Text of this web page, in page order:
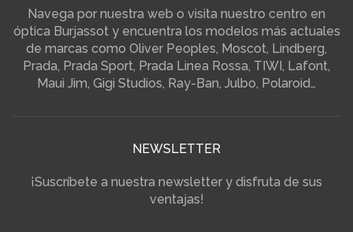
Navega por nuestra web o visita nuestro centro en
óptica Burjassot y encuentra los modelos más actuales
de marcas como Oliver Peoples, Moscot, Lindberg,
Prada, Prada Sport, Prada Linea Rossa, TIWI, Lafont,
Maui Jim, Gigi Studios, Ray-Ban, Julbo, Polaroid…
NEWSLETTER
¡Suscríbete a nuestra newsletter y disfruta de sus
ventajas!